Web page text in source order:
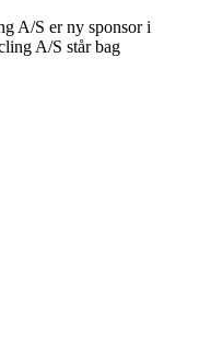
A/S er ny sponsor i
A/S står bag